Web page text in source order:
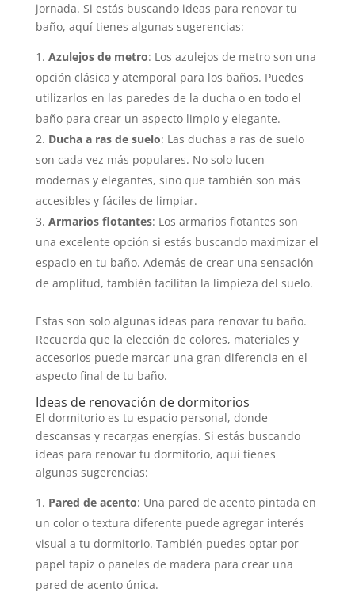
jornada. Si estás buscando ideas para renovar tu
baño, aquí tienes algunas sugerencias:
Azulejos de metro: Los azulejos de metro son una
opción clásica y atemporal para los baños. Puedes
utilizarlos en las paredes de la ducha o en todo el
baño para crear un aspecto limpio y elegante.
Ducha a ras de suelo: Las duchas a ras de suelo
son cada vez más populares. No solo lucen
modernas y elegantes, sino que también son más
accesibles y fáciles de limpiar.
Armarios flotantes: Los armarios flotantes son
una excelente opción si estás buscando maximizar el
espacio en tu baño. Además de crear una sensación
de amplitud, también facilitan la limpieza del suelo.
Estas son solo algunas ideas para renovar tu baño.
Recuerda que la elección de colores, materiales y
accesorios puede marcar una gran diferencia en el
aspecto final de tu baño.
Ideas de renovación de dormitorios
El dormitorio es tu espacio personal, donde
descansas y recargas energías. Si estás buscando
ideas para renovar tu dormitorio, aquí tienes
algunas sugerencias:
Pared de acento: Una pared de acento pintada en
un color o textura diferente puede agregar interés
visual a tu dormitorio. También puedes optar por
papel tapiz o paneles de madera para crear una
pared de acento única.